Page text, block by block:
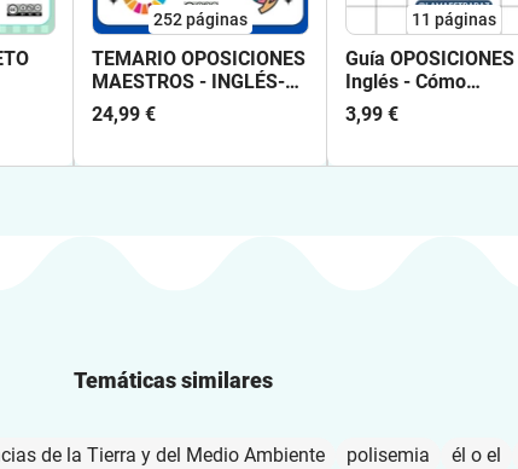
252páginas
TEMARIO OPOSICIONES
MAESTROS - INGLÉS-
LOMLOE
24,99 €
11 páginas
Guía OPOSICIONES
Inglés - Cómo
PERSONALIZAR tu
temario para hacerlo
3,99 €
Temáticas similares
de la Tierra y del Medio Ambiente polisemia él o el